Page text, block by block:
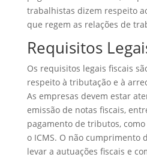
trabalhistas dizem respeito
que regem as relações de
Requisitos
Os requisitos legais fiscais
respeito à tributação e à
As empresas devem estar
emissão de notas fiscais,
pagamento de tributos,
o ICMS. O não cumprimento
levar a autuações fiscais e